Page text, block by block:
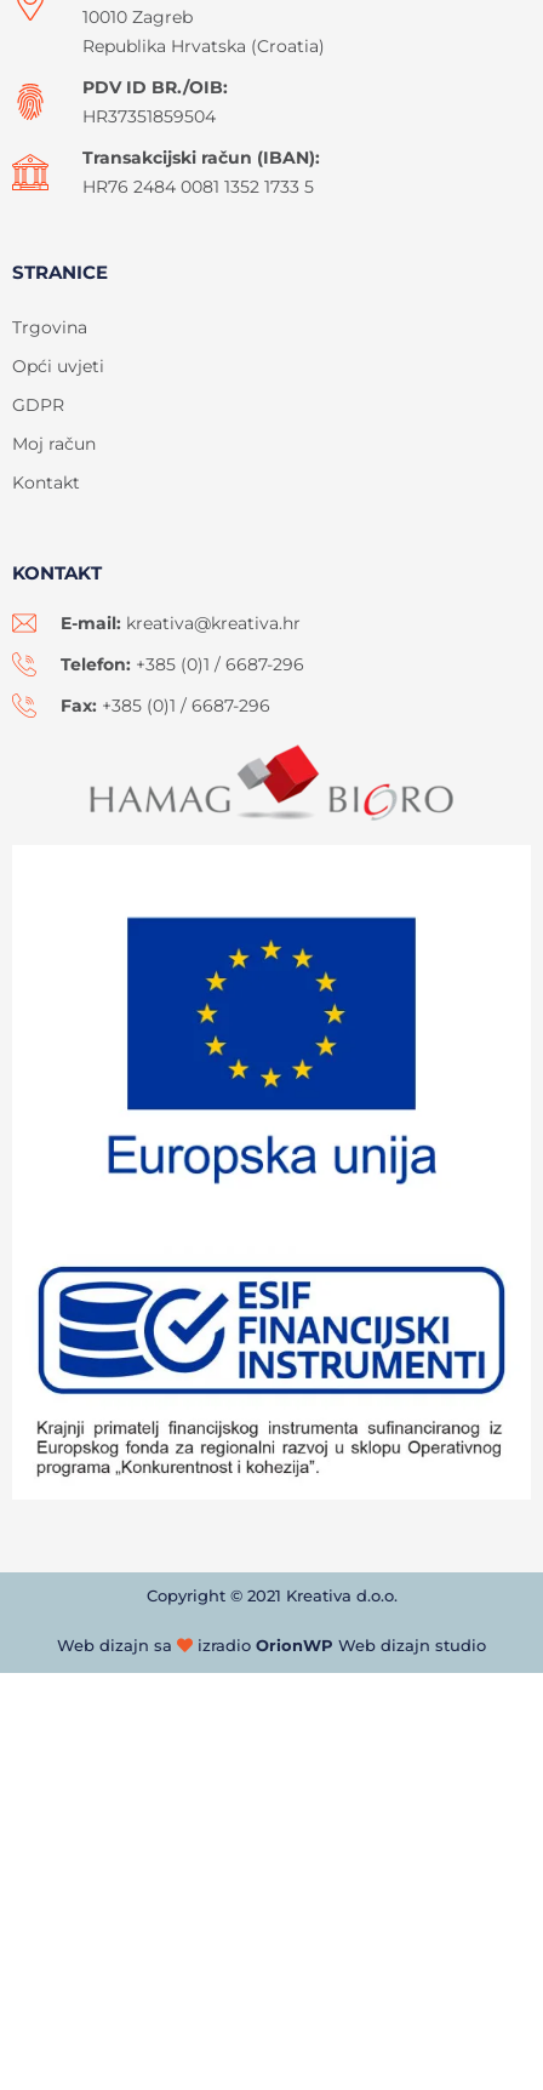
10010 Zagreb
Republika Hrvatska (Croatia)
PDV ID BR./OIB:
HR37351859504
Transakcijski račun (IBAN):
HR76 2484 0081 1352 1733 5
STRANICE
Trgovina
Opći uvjeti
GDPR
Moj račun
Kontakt
KONTAKT
E-mail: kreativa@kreativa.hr
Telefon: +385 (0)1 / 6687-296
Fax: +385 (0)1 / 6687-296
Copyright © 2021 Kreativa d.o.o.
Web dizajn sa izradio OrionWP Web dizajn studio